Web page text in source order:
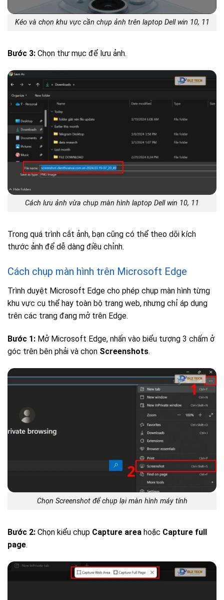
Kéo và chọn khu vực cần chụp ảnh trên laptop Dell win 10, 11
Bước 3: Chọn thư mục để lưu ảnh.
Cách lưu ảnh vừa chụp màn hình laptop Dell win 10, 11
Trong quá trình cắt ảnh, bạn cũng có thể theo dõi kích
thước ảnh để dễ dàng điều chỉnh.
Cách chụp màn hình trên Microsoft Edge
Trình duyệt Microsoft Edge cho phép chụp màn hình từng
khu vực cụ thể hay toàn bộ trang web, nhưng chỉ áp dụng
trên các trang đang mở trên Edge.
Bước 1: Mở Microsoft Edge, nhấn vào biểu tượng 3 chấm ở
góc trên bên phải và chọn Screenshots.
Chọn Screenshot để chụp lại màn hình máy tính
Bước 2: Chọn kiểu chụp Capture area hoặc Capture full
page.